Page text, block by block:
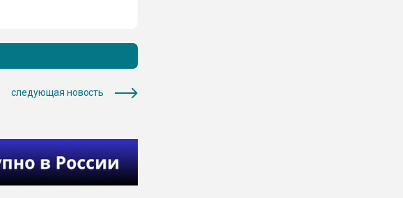
следующая новость